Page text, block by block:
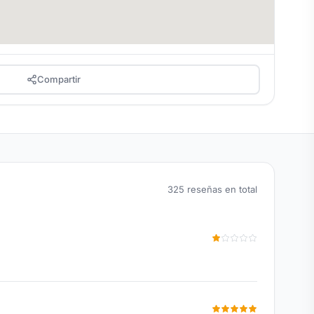
Compartir
325 reseñas en total